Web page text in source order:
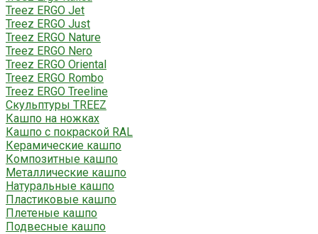
Treez ERGO Jet
Treez ERGO Just
Treez ERGO Nature
Treez ERGO Nero
Treez ERGO Oriental
Treez ERGO Rombo
Treez ERGO Treeline
Скульптуры TREEZ
Кашпо на ножках
Кашпо с покраской RAL
Керамические кашпо
Композитные кашпо
Металлические кашпо
Натуральные кашпо
Пластиковые кашпо
Плетеные кашпо
Подвесные кашпо